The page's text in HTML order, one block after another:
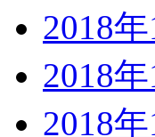
2018年
2018年
2018年